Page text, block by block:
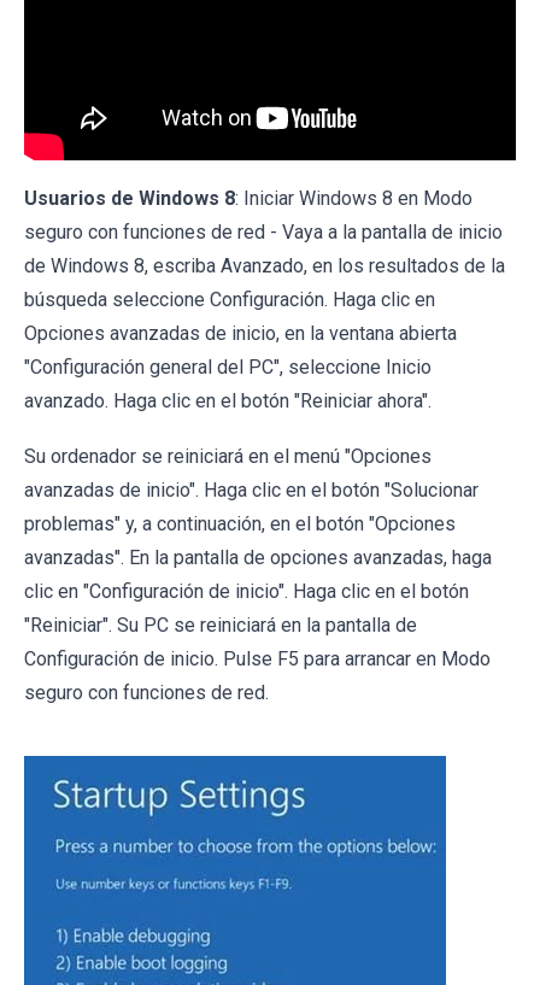
Usuarios de Windows 8: Iniciar Windows 8 en Modo
seguro con funciones de red - Vaya a la pantalla de inicio
de Windows 8, escriba Avanzado, en los resultados de la
búsqueda seleccione Configuración. Haga clic en
Opciones avanzadas de inicio, en la ventana abierta
"Configuración general del PC", seleccione Inicio
avanzado. Haga clic en el botón "Reiniciar ahora".
Su ordenador se reiniciará en el menú "Opciones
avanzadas de inicio". Haga clic en el botón "Solucionar
problemas" y, a continuación, en el botón "Opciones
avanzadas". En la pantalla de opciones avanzadas, haga
clic en "Configuración de inicio". Haga clic en el botón
"Reiniciar". Su PC se reiniciará en la pantalla de
Configuración de inicio. Pulse F5 para arrancar en Modo
seguro con funciones de red.